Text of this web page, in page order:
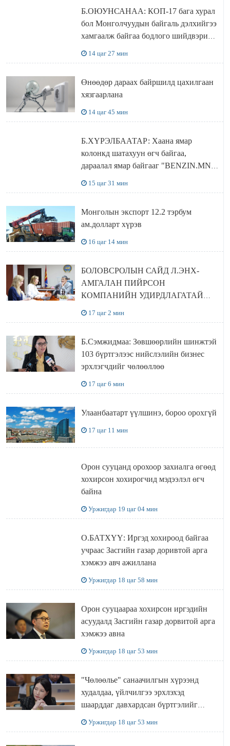
Б.ОЮУНСАНАА: КОП-17 бага хурал
бол Монголчуудын байгаль дэлхийгээ
хамгаалж байгаа бодлого шийдвэрийг
14 цаг 27 мин
Өнөөдөр дараах байршилд цахилгаан
хязгаарлана
14 цаг 45 мин
Б.ХҮРЭЛБААТАР: Хаана ямар
колонкд шатахуун өгч байгаа,
дараалал ямар байгааг "BENZIN.MN”
15 цаг 31 мин
Монголын экспорт 12.2 тэрбум
ам.долларт хүрэв
16 цаг 14 мин
БОЛОВСРОЛЫН САЙД Л.ЭНХ-
АМГАЛАН ПИЙРСОН
КОМПАНИЙН УДИРДЛАГАТАЙ
17 цаг 2 мин
Б.Сэмжидмаа: Зөвшөөрлийн шинжтэй
103 бүртгэлээс нийслэлийн бизнес
эрхлэгчдийг чөлөөллөө
17 цаг 6 мин
Улаанбаатарт үүлшинэ, бороо орохгүй
17 цаг 11 мин
Орон сууцанд орохоор захиалга өгөөд
хохирсон хохирогчид мэдээлэл өгч
байна
Уржигдар 19 цаг 04 мин
О.БАТХҮҮ: Иргэд хохироод байгаа
учраас Засгийн газар доривтой арга
хэмжээ авч ажиллана
Уржигдар 18 цаг 58 мин
Орон сууцаараа хохирсон иргэдийн
асуудалд Засгийн газар дорвитой арга
хэмжээ авна
Уржигдар 18 цаг 53 мин
"Чөлөөлье" санаачилгын хүрээнд
худалдаа, үйлчилгээ эрхлэхэд
шаарддаг давхардсан бүртгэлийг
Уржигдар 18 цаг 53 мин